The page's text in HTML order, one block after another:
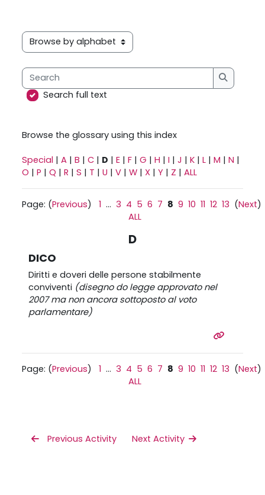
Browse the glossary using this index
Search
Search
Search full text
Browse the glossary using this index
Special |A |B |C | D |E |F |G |H |I |J |K |L |M |N |
O |P |Q |R |S | T |U |V |W | X |Y | Z |ALL
Page: (Previous)1 ...3 4 5 6 7 8 9 10 11 12 13 (Next)
ALL
D
DICO
Diritti e doveri delle persone stabilmente
conviventi (disegno do legge approvato nel
2007 ma non ancora sottoposto al voto
parlamentare)
Page: (Previous)1 ...3 4 5 6 7 8 9 10 11 12 13 (Next)
ALL
Previous Activity Next Activity